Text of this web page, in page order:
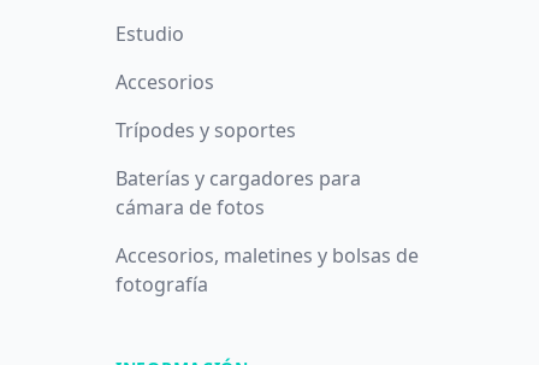
Estudio
Accesorios
Trípodes y soportes
Baterías y cargadores para
cámara de fotos
Accesorios, maletines y bolsas de
fotografía